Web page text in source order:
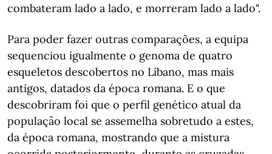
combateram lado a lado, e morreram lado a lado".
Para poder fazer outras comparações, a equipa
sequenciou igualmente o genoma de quatro
esqueletos descobertos no Líbano, mas mais
antigos, datados da época romana. E o que
descobriram foi que o perfil genético atual da
população local se assemelha sobretudo a estes,
da época romana, mostrando que a mistura